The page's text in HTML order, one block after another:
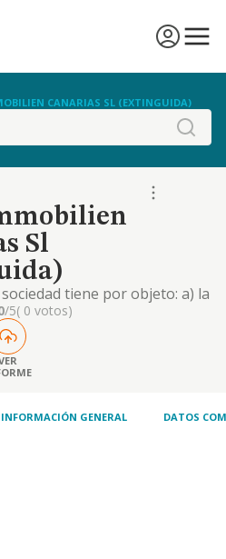
CANARIAS SL (EXTINGUIDA)
Sl
tiene por objeto: a) la
de las agencias de la
b) la adquisicion,
arrendamiento,
de toda clase de
/5( 0 votos)
INFORMACIÓN GENERAL DATOS